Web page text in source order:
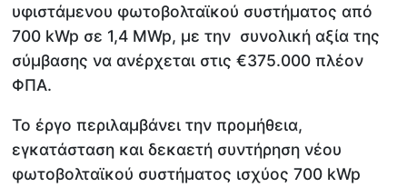
υφιστάμενου φωτοβολταϊκού συστήματος από
700 kWp σε 1,4 MWp, με την συνολική αξία της
σύμβασης να ανέρχεται στις €375.000 πλέον
ΦΠΑ.
Το έργο περιλαμβάνει την προμήθεια,
εγκατάσταση και δεκαετή συντήρηση νέου
φωτοβολταϊκού συστήματος ισχύος 700 kWp